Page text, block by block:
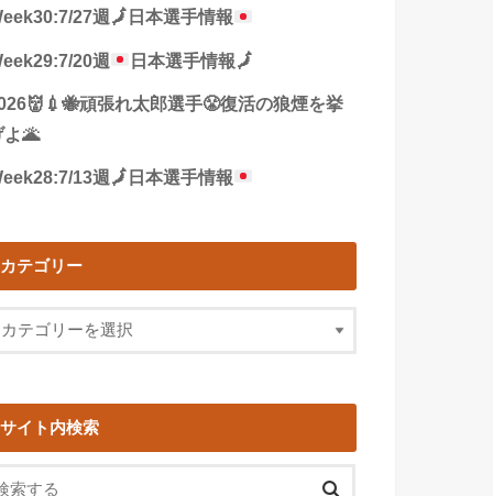
27週🗾 日本選手情報
20週 日本選手情報🗾
頑張れ太郎選手😤復活の狼煙を挙
よ🌋
13週 🗾 日本選手情報
カテゴリー
サイト内検索